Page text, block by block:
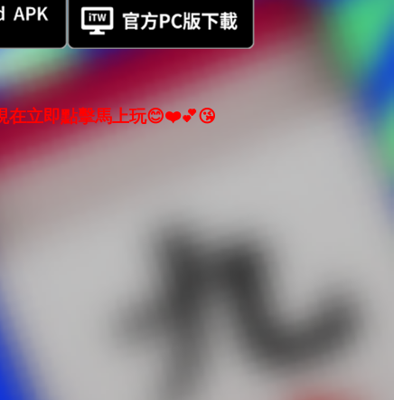
在立即點擊馬上玩😊❤️💕😘